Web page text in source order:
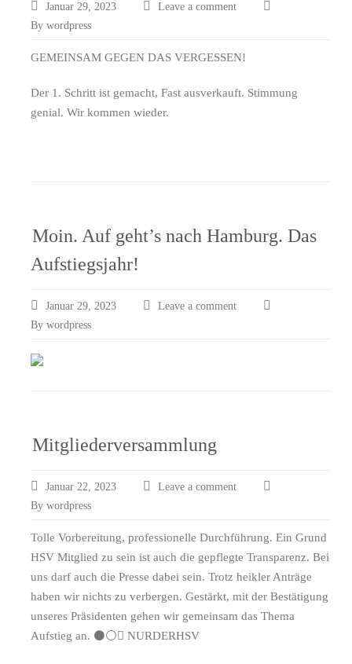
Januar 29, 2023
Leave a comment
By wordpress
GEMEINSAM GEGEN DAS VERGESSEN!
Der 1. Schritt ist gemacht, Fast ausverkauft. Stimmung
genial. Wir kommen wieder.
Moin. Auf geht’s nach Hamburg. Das
Aufstiegsjahr!
Januar 29, 2023
Leave a comment
By wordpress
Mitgliederversammlung
Januar 22, 2023
Leave a comment
By wordpress
Tolle Vorbereitung, professionelle Durchführung. Ein Grund
HSV Mitglied zu sein ist auch die gepflegte Transparenz. Bei
uns darf auch die Presse dabei sein. Trotz heikler Anträge
haben wir nichts zu verbergen. Gestärkt, mit der Bestätigung
unseres Präsidenten gehen wir gemeinsam das Thema
Aufstieg an. ⚫️⚪️ NURDERHSV